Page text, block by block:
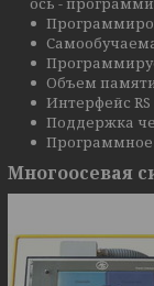
Объем
Интерфейс RS
Поддержка
Программное
Многоосевая